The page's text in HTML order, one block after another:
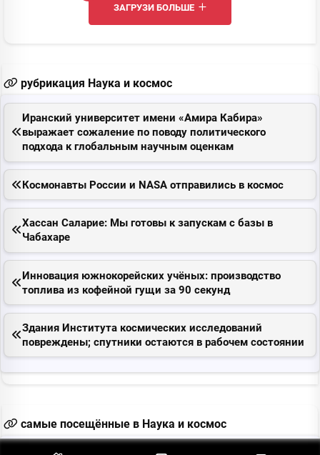
ЗАГРУЗИ БОЛЬШЕ
рубрикация Наука и космос
Иранский университет имени «Амира Кабира»
выражает сожаление по поводу политического
подхода к глобальным научным оценкам
Космонавты Pоссии и NASA отправились в космос
Хассан Саларие: Мы готовы к запускам с базы в
Чабахаре
Инновация южнокорейских учёных: производство
топлива из кофейной гущи за 90 секунд
Здания Института космических исследований
повреждены; спутники остаются в рабочем состоянии
самые посещённые в Наука и космос